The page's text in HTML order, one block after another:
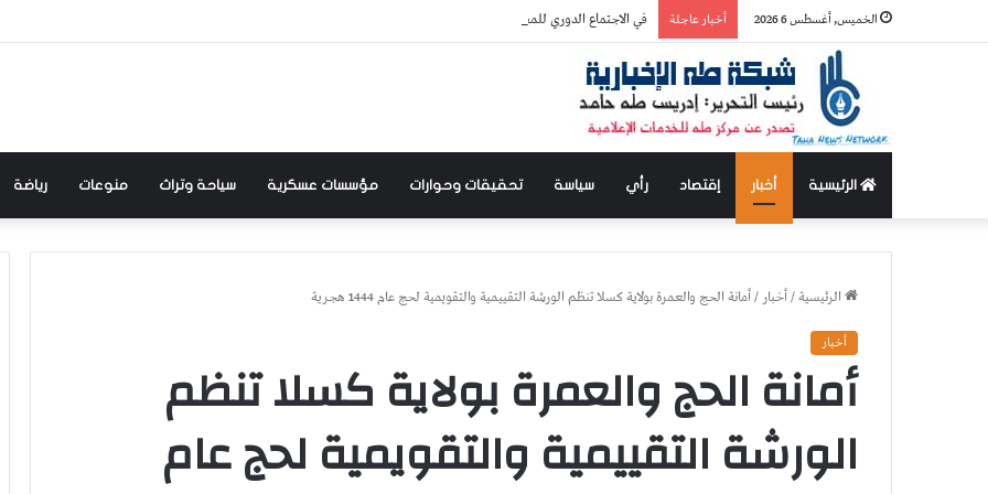
الخميس, أغسطس 6 2026 أخبار عاجلة في الاجتماع الدوري للمفوضية…:والي كسلا اللواء ركن م الصادق الأزرق يشيد بالعاملين بمفوضية الاستثمار.. بحضور المفوض..
الرئيسية أخبار إقتصاد رأي سياسة تحقيقات وحوارات مؤسسات عسكرية سياحة وتراث منوعات رياضة
الرئيسية/أخبار/أمانة الحج والعمرة بولاية كسلا تنظم الورشة التقييمية والتقويمية لحج عام 1444 هجرية
أخبار
أمانة الحج والعمرة بولاية كسلا تنظم
الورشة التقييمية والتقويمية لحج عام